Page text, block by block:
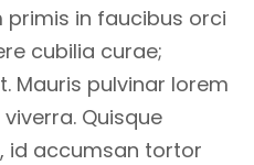
in faucibus orci
cubilia curae;
Mauris pulvinar lorem
Quisque
id accumsan tortor